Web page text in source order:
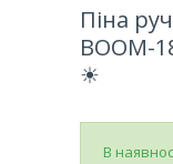
Піна
BOOM-
☀
В